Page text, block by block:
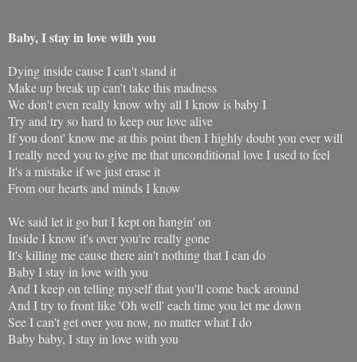
Baby, I stay in love with you
Dying inside cause I can't stand it
Make up break up can't take this madness
We don't even really know why all I know is baby I
Try and try so hard to keep our love alive
If you dont' know me at this point then I highly doubt you ever will
I really need you to give me that unconditional love I used to feel
It's a mistake if we just erase it
From our hearts and minds I know
We said let it go but I kept on hangin' on
Inside I know it's over you're really gone
It's killing me cause there ain't nothing that I can do
Baby I stay in love with you
And I keep on telling myself that you'll come back around
And I try to front like 'Oh well' each time you let me down
See I can't get over you now, no matter what I do
Baby baby, I stay in love with you